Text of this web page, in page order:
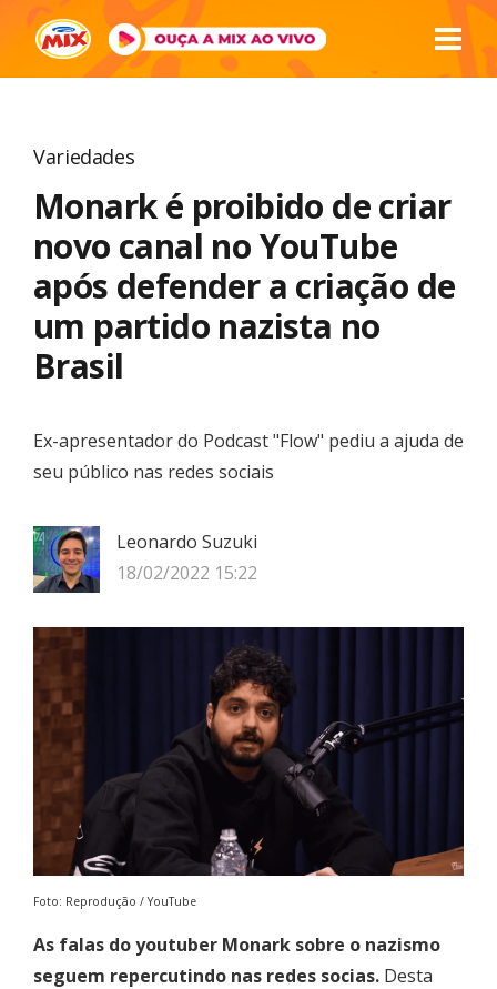
Variedades
Monark é proibido de criar
novo canal no YouTube
após defender a criação de
um partido nazista no
Brasil
Ex-apresentador do Podcast "Flow" pediu a ajuda de
seu público nas redes sociais
Leonardo Suzuki
18/02/2022 15:22
Foto: Reprodução / YouTube
As falas do youtuber Monark sobre o nazismo
seguem repercutindo nas redes socias. Desta